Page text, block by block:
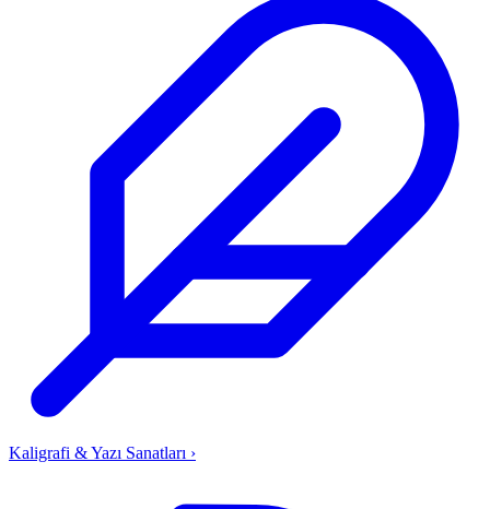
Kaligrafi & Yazı Sanatları ›